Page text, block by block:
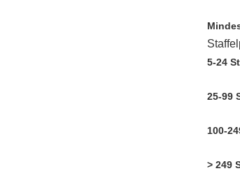
5-24
25-99
100-
> 249